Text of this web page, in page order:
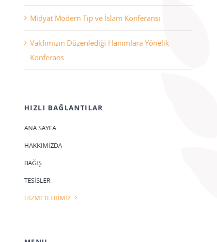
Midyat Modern Tıp ve İslam Konferansı
Vakfımızın Düzenlediği Hanımlara Yönelik
Konferans
HIZLI BAĞLANTILAR
ANA SAYFA
HAKKIMIZDA
BAĞIŞ
TESİSLER
HİZMETLERİMİZ